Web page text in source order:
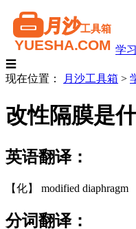
学
☰
现在位置：
月沙工具箱 >
改性隔膜是
英语翻译：
【化】 modified diaphragm
分词翻译：